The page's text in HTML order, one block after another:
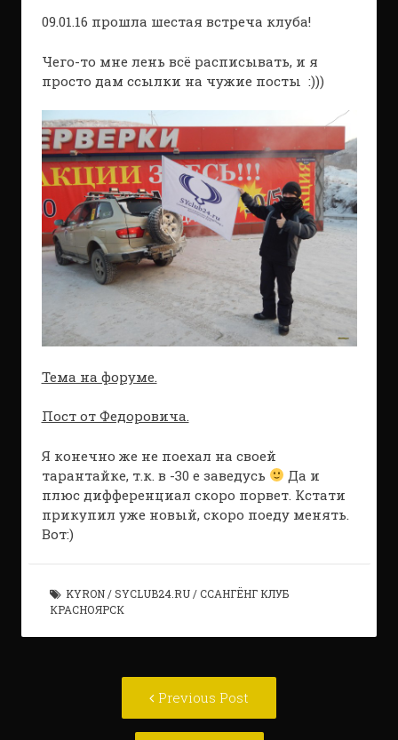
09.01.16 прошла шестая встреча клуба!
Чего-то мне лень всё расписывать, и я
просто дам ссылки на чужие посты :)))
Тема на форуме.
Пост от Федоровича.
Я конечно же не поехал на своей
тарантайке, т.к. в -30 е заведусь
Да и
плюс дифференциал скоро порвет. Кстати
прикупил уже новый, скоро поеду менять.
Вот:)
KYRON/SYCLUB24.RU/ССАНГЁНГ КЛУБ
КРАСНОЯРСК
Previous Post